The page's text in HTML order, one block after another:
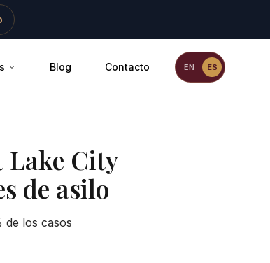
Blog Contacto ES
EN
Lake City
de asilo
de los casos